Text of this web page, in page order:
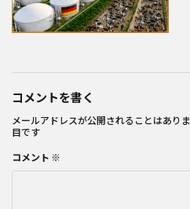
コメントを書く
メールアドレスが公開されることはありま
目です
コメント ※